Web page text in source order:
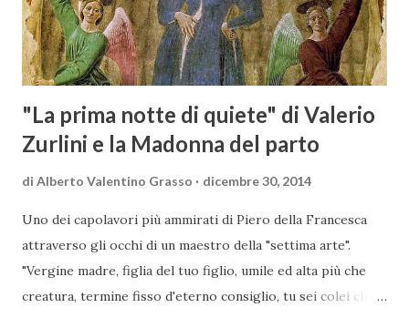
canti, composto da oltre 40.000 versi. Narra la storia
d'amore tra Venere e Adone, tratta dalla mitologia ...
"La prima notte di quiete" di Valerio
Zurlini e la Madonna del parto
di Alberto Valentino Grasso dicembre 30, 2014
Uno dei capolavori più ammirati di Piero della Francesca
attraverso gli occhi di un maestro della "settima arte".
"Vergine madre, figlia del tuo figlio, umile ed alta più che
creatura, termine fisso d'eterno consiglio, tu sei colei che